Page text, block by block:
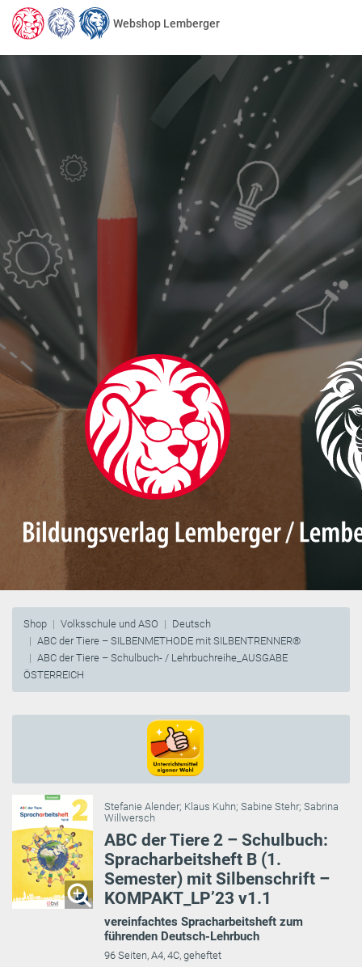
Webshop Lemberger
Shop Volksschule und ASO
Deutsch
ABC der Tiere – SILBENMETHODE mit SILBENTRENNER®
ABC der Tiere – Schulbuch- / Lehrbuchreihe_AUSGABE
ÖSTERREICH
Stefanie Alender; Klaus Kuhn; Sabine Stehr; Sabrina
Willwersch
ABC der Tiere 2 – Schulbuch:
Spracharbeitsheft B (1.
Semester) mit Silbenschrift –
KOMPAKT_LP’23 v1.1
vereinfachtes Spracharbeitsheft zum
führenden Deutsch-Lehrbuch
96 Seiten, A4, 4C, geheftet